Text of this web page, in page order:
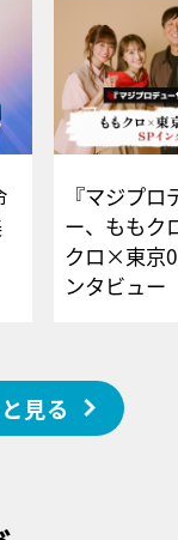
『マジプロ
ー、ももク
クロ×東京
ンタビュー
見る